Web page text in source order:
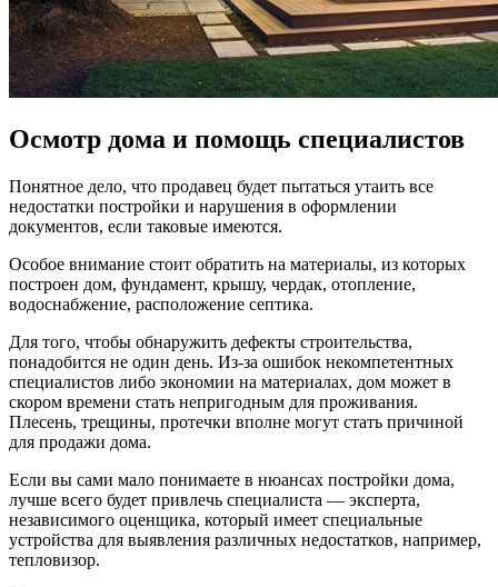
Осмотр дома и помощь специалистов
Понятное дело, что продавец будет пытаться утаить все
недостатки постройки и нарушения в оформлении
документов, если таковые имеются.
Особое внимание стоит обратить на материалы, из которых
построен дом, фундамент, крышу, чердак, отопление,
водоснабжение, расположение септика.
Для того, чтобы обнаружить дефекты строительства,
понадобится не один день. Из-за ошибок некомпетентных
специалистов либо экономии на материалах, дом может в
скором времени стать непригодным для проживания.
Плесень, трещины, протечки вполне могут стать причиной
для продажи дома.
Если вы сами мало понимаете в нюансах постройки дома,
лучше всего будет привлечь специалиста — эксперта,
независимого оценщика, который имеет специальные
устройства для выявления различных недостатков, например,
тепловизор.